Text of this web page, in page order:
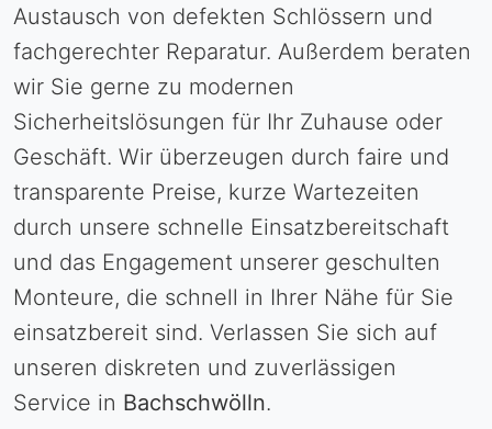
Austausch von defekten Schlössern und
fachgerechter Reparatur. Außerdem beraten
wir Sie gerne zu modernen
Sicherheitslösungen für Ihr Zuhause oder
Geschäft. Wir überzeugen durch faire und
transparente Preise, kurze Wartezeiten
durch unsere schnelle Einsatzbereitschaft
und das Engagement unserer geschulten
Monteure, die schnell in Ihrer Nähe für Sie
einsatzbereit sind. Verlassen Sie sich auf
unseren diskreten und zuverlässigen
Service in Bachschwölln.